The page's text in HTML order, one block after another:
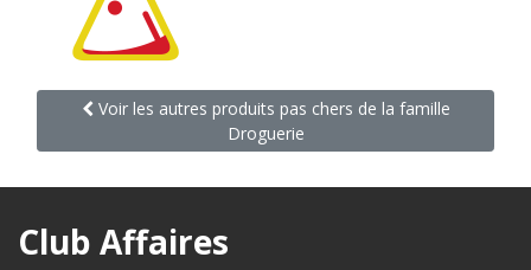
Voir les autres produits pas chers de la famille
Droguerie
Club Affaires